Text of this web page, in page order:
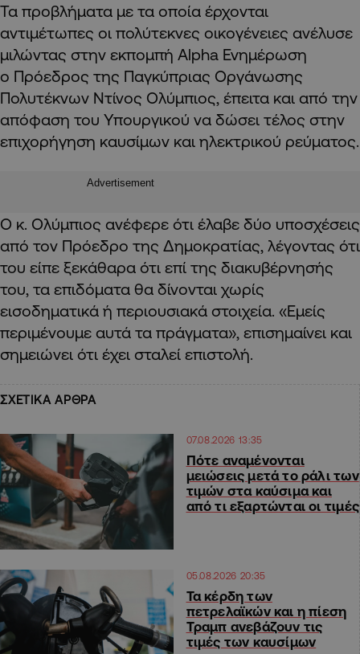
Τα προβλήματα με τα οποία έρχονται
αντιμέτωπες οι πολύτεκνες οικογένειες ανέλυσε
μιλώντας στην εκπομπή Alpha Ενημέρωση
ο Πρόεδρος της Παγκύπριας Οργάνωσης
Πολυτέκνων Ντίνος Ολύμπιος, έπειτα και από την
απόφαση του Υπουργικού να δώσει τέλος στην
επιχορήγηση καυσίμων και ηλεκτρικού ρεύματος.
Advertisement
Ο κ. Ολύμπιος ανέφερε ότι έλαβε δύο υποσχέσεις
από τον Πρόεδρο της Δημοκρατίας, λέγοντας ότι
του είπε ξεκάθαρα ότι επί της διακυβέρνησής
του, τα επιδόματα θα δίνονται χωρίς
εισοδηματικά ή περιουσιακά στοιχεία. «Εμείς
περιμένουμε αυτά τα πράγματα», επισημαίνει και
σημειώνει ότι έχει σταλεί επιστολή.
ΣΧΕΤΙΚΑ ΑΡΘΡΑ
07.08.2026 13:35
Πότε αναμένονται
μειώσεις μετά το ράλι των
τιμών στα καύσιμα και
από τι εξαρτώνται οι τιμές
05.08.2026 20:35
Τα κέρδη των
πετρελαϊκών και η πίεση
Τραμπ ανεβάζουν τις
τιμές των καυσίμων